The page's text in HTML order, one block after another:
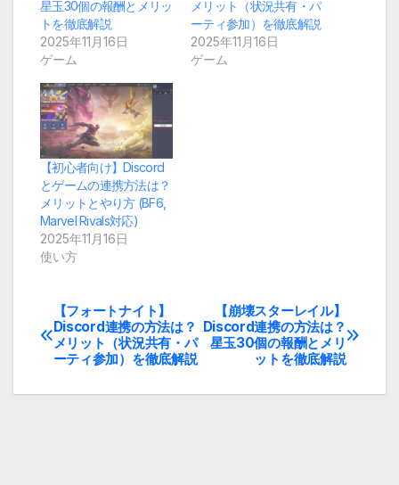
星玉30個の報酬とメリッ
トを徹底解説
2025年11月16日
ゲーム
メリット（状況共有・パ
ーティ参加）を徹底解説
2025年11月16日
ゲーム
【初心者向け】Discord
とゲームの連携方法は？
メリットとやり方 (BF6,
Marvel Rivals対応)
2025年11月16日
使い方
投
稿
ナ
【崩壊スターレイル】
Discord連携の方法は？
星玉30個の報酬とメリ
ットを徹底解説
【フォートナイト】
Discord連携の方法は？
メリット（状況共有・パ
ーティ参加）を徹底解説